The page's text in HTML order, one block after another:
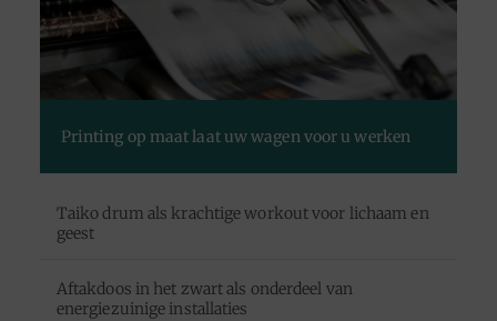
Printing op maat laat uw wagen voor u werken
Taiko drum als krachtige workout voor lichaam en
geest
Aftakdoos in het zwart als onderdeel van
energiezuinige installaties